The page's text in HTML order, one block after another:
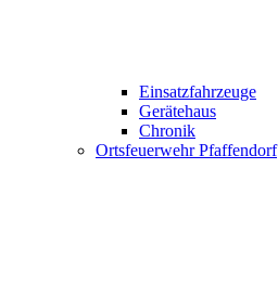
Einsatzfahrzeuge
Gerätehaus
Chronik
Ortsfeuerwehr Pfaffendorf